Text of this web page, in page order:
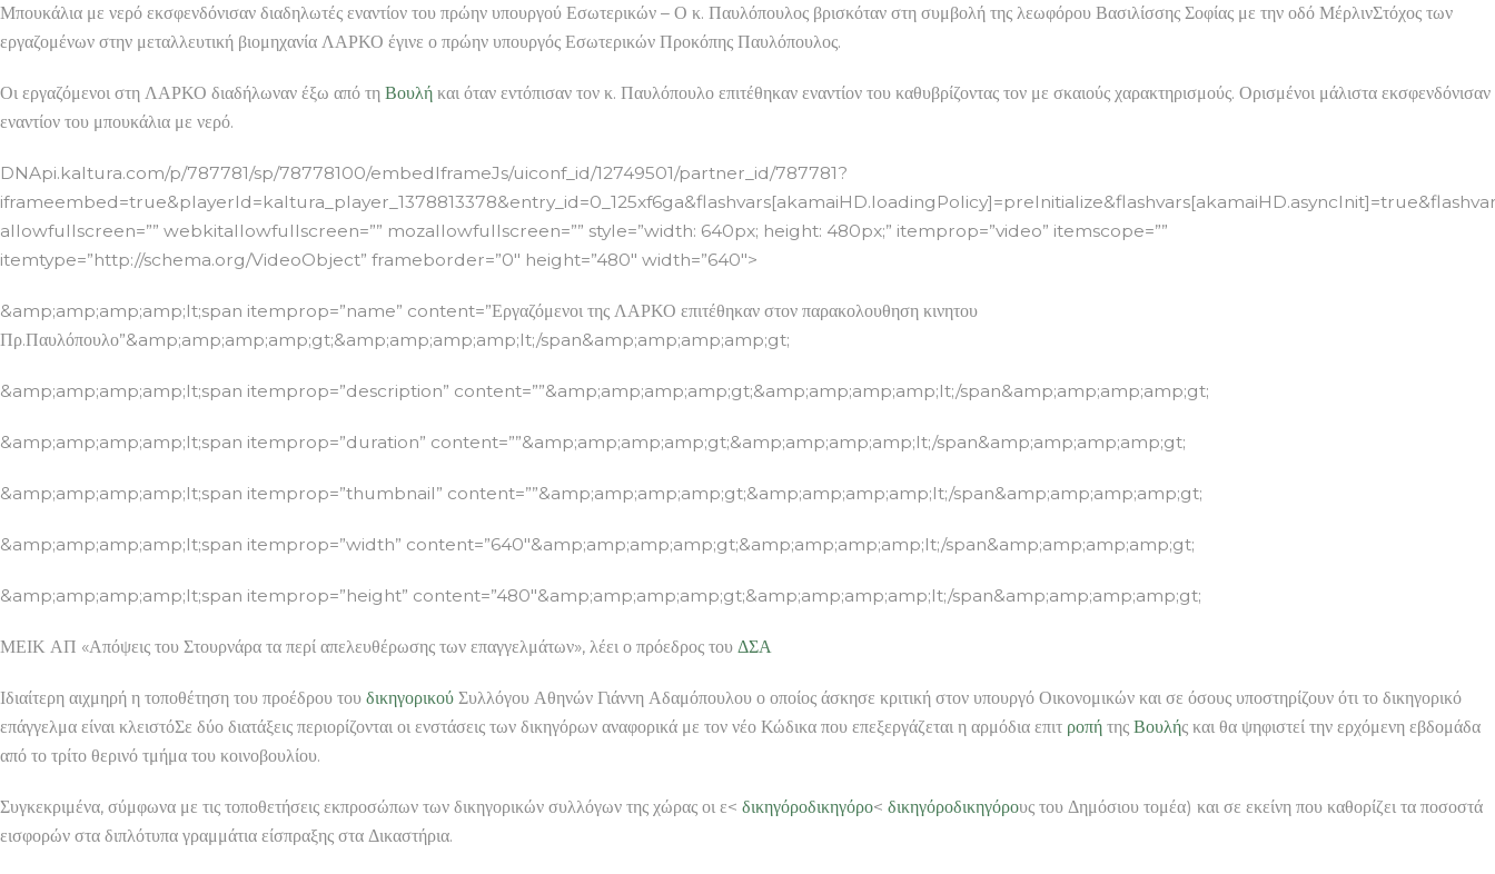
Μπουκάλια με νερό εκσφενδόνισαν διαδηλωτές εναντίον του πρώην υπουργού Εσωτερικών – Ο κ. Παυλόπουλος βρισκόταν στη συμβολή της λεωφόρου Βασιλίσσης Σοφίας με την οδό ΜέρλινΣτόχος των
εργαζομένων στην μεταλλευτική βιομηχανία ΛΑΡΚΟ έγινε ο πρώην υπουργός Εσωτερικών Προκόπης Παυλόπουλος.
Οι εργαζόμενοι στη ΛΑΡΚΟ διαδήλωναν έξω από τη Βουλή και όταν εντόπισαν τον κ. Παυλόπουλο επιτέθηκαν εναντίον του καθυβρίζοντας τον με σκαιούς χαρακτηρισμούς. Ορισμένοι μάλιστα εκσφενδόνισαν
εναντίον του μπουκάλια με νερό.
DNApi.kaltura.com/p/787781/sp/78778100/embedIframeJs/uiconf_id/12749501/partner_id/787781?
allowfullscreen=”” webkitallowfullscreen=”” mozallowfullscreen=”” style=”width: 640px; height: 480px;” itemprop=”video” itemscope=””
itemtype=”http://schema.org/VideoObject” frameborder=”0″ height=”480″ width=”640″>
&amp;amp;amp;amp;lt;span itemprop=”name” content=”Εργαζόμενοι της ΛΑΡΚΟ επιτέθηκαν στον παρακολουθηση κινητου
Πρ.Παυλόπουλο”&amp;amp;amp;amp;gt;&amp;amp;amp;amp;lt;/span&amp;amp;amp;amp;gt;
&amp;amp;amp;amp;lt;span itemprop=”description” content=””&amp;amp;amp;amp;gt;&amp;amp;amp;amp;lt;/span&amp;amp;amp;amp;gt;
&amp;amp;amp;amp;lt;span itemprop=”duration” content=””&amp;amp;amp;amp;gt;&amp;amp;amp;amp;lt;/span&amp;amp;amp;amp;gt;
&amp;amp;amp;amp;lt;span itemprop=”thumbnail” content=””&amp;amp;amp;amp;gt;&amp;amp;amp;amp;lt;/span&amp;amp;amp;amp;gt;
&amp;amp;amp;amp;lt;span itemprop=”width” content=”640″&amp;amp;amp;amp;gt;&amp;amp;amp;amp;lt;/span&amp;amp;amp;amp;gt;
&amp;amp;amp;amp;lt;span itemprop=”height” content=”480″&amp;amp;amp;amp;gt;&amp;amp;amp;amp;lt;/span&amp;amp;amp;amp;gt;
ΜΕΙΚ ΑΠ «Απόψεις του Στουρνάρα τα περί απελευθέρωσης των επαγγελμάτων», λέει ο πρόεδρος του ΔΣΑ
Ιδιαίτερη αιχμηρή η τοποθέτηση του προέδρου του δικηγορικού Συλλόγου Αθηνών Γιάννη Αδαμόπουλου ο οποίος άσκησε κριτική στον υπουργό Οικονομικών και σε όσους υποστηρίζουν ότι το δικηγορικό
επάγγελμα είναι κλειστόΣε δύο διατάξεις περιορίζονται οι ενστάσεις των δικηγόρων αναφορικά με τον νέο Κώδικα που επεξεργάζεται η αρμόδια επιτ ροπή της Βουλής και θα ψηφιστεί την ερχόμενη εβδομάδα
από το τρίτο θερινό τμήμα του κοινοβουλίου.
Συγκεκριμένα, σύμφωνα με τις τοποθετήσεις εκπροσώπων των δικηγορικών συλλόγων της χώρας οι ε< δικηγόροδικηγόρο< δικηγόροδικηγόρους του Δημόσιου τομέα) και σε εκείνη που καθορίζει τα ποσοστά
εισφορών στα διπλότυπα γραμμάτια είσπραξης στα Δικαστήρια.